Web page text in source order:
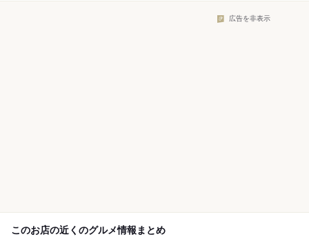
広告を非表示
このお店の近くのグルメ情報まとめ